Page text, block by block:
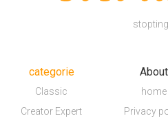
categorie
Classic
Creator Expert
About
home
Privacy